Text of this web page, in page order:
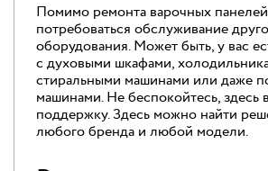
Помимо ремонта варочных
потребоваться обслуживание
оборудования. Может быть, у вас
с духовыми шкафами,
стиральными машинами или даже
машинами. Не беспокойтесь, здесь
поддержку. Здесь можно найти
любого бренда и любой модели.